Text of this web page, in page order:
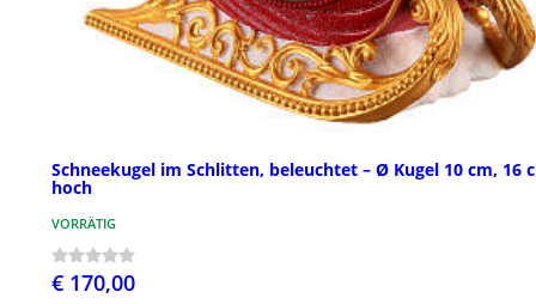
Schneekugel im Schlitten, beleuchtet – Ø Kugel 10 cm, 16
hoch
VORRÄTIG
€ 170,00